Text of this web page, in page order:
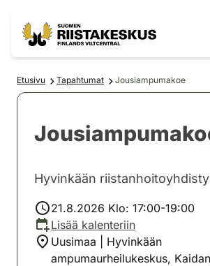
Etusivu Tapahtumat Jousiampumakoe
Hyvinkään
21.8.2026 Klo: 17:00-19:00
Lisää kalenteriin
Uusimaa | Hyvinkään
ampumaurheilukeskus,